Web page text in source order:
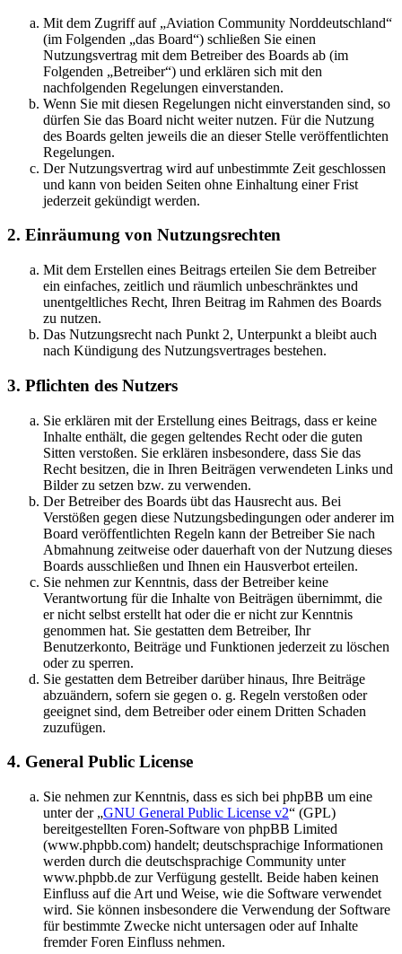
Mit dem Zugriff auf „Aviation Community Norddeutschland“
(im Folgenden „das Board“) schließen Sie einen
Nutzungsvertrag mit dem Betreiber des Boards ab (im
Folgenden „Betreiber“) und erklären sich mit den
nachfolgenden Regelungen einverstanden.
Wenn Sie mit diesen Regelungen nicht einverstanden sind, so
dürfen Sie das Board nicht weiter nutzen. Für die Nutzung
des Boards gelten jeweils die an dieser Stelle veröffentlichten
Regelungen.
Der Nutzungsvertrag wird auf unbestimmte Zeit geschlossen
und kann von beiden Seiten ohne Einhaltung einer Frist
jederzeit gekündigt werden.
2. Einräumung von Nutzungsrechten
Mit dem Erstellen eines Beitrags erteilen Sie dem Betreiber
ein einfaches, zeitlich und räumlich unbeschränktes und
unentgeltliches Recht, Ihren Beitrag im Rahmen des Boards
zu nutzen.
Das Nutzungsrecht nach Punkt 2, Unterpunkt a bleibt auch
nach Kündigung des Nutzungsvertrages bestehen.
3. Pflichten des Nutzers
Sie erklären mit der Erstellung eines Beitrags, dass er keine
Inhalte enthält, die gegen geltendes Recht oder die guten
Sitten verstoßen. Sie erklären insbesondere, dass Sie das
Recht besitzen, die in Ihren Beiträgen verwendeten Links und
Bilder zu setzen bzw. zu verwenden.
Der Betreiber des Boards übt das Hausrecht aus. Bei
Verstößen gegen diese Nutzungsbedingungen oder anderer im
Board veröffentlichten Regeln kann der Betreiber Sie nach
Abmahnung zeitweise oder dauerhaft von der Nutzung dieses
Boards ausschließen und Ihnen ein Hausverbot erteilen.
Sie nehmen zur Kenntnis, dass der Betreiber keine
Verantwortung für die Inhalte von Beiträgen übernimmt, die
er nicht selbst erstellt hat oder die er nicht zur Kenntnis
genommen hat. Sie gestatten dem Betreiber, Ihr
Benutzerkonto, Beiträge und Funktionen jederzeit zu löschen
oder zu sperren.
Sie gestatten dem Betreiber darüber hinaus, Ihre Beiträge
abzuändern, sofern sie gegen o. g. Regeln verstoßen oder
geeignet sind, dem Betreiber oder einem Dritten Schaden
zuzufügen.
4. General Public License
Sie nehmen zur Kenntnis, dass es sich bei phpBB um eine
unter der „GNU General Public License v2“ (GPL)
bereitgestellten Foren-Software von phpBB Limited
(www.phpbb.com) handelt; deutschsprachige Informationen
werden durch die deutschsprachige Community unter
www.phpbb.de zur Verfügung gestellt. Beide haben keinen
Einfluss auf die Art und Weise, wie die Software verwendet
wird. Sie können insbesondere die Verwendung der Software
für bestimmte Zwecke nicht untersagen oder auf Inhalte
fremder Foren Einfluss nehmen.